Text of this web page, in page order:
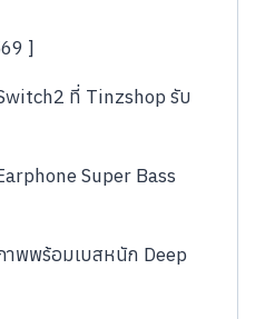
]
ที่ Tinzshop รับ
Super Bass
าพพร้อมเบสหนัก Deep